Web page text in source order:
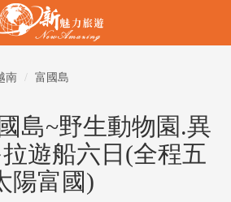
南 富國島
島~野生動物園.異
遊船六日(全程五
陽富國)